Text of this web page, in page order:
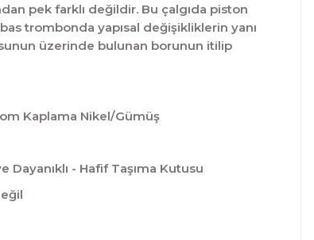
pek farklı değildir. Bu çalgıda piston
trombonda yapısal değişikliklerin yanı
üzerinde bulunan borunun itilip
Kaplama Nikel/Gümüş
Dayanıklı - Hafif Taşıma Kutusu